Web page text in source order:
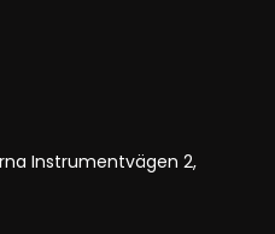
Instrumentvägen 2,